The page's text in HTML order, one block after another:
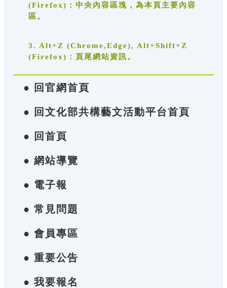
(Firefox)：中央內容區塊，為本頁主要內容
區。
3. Alt+Z (Chrome,Edge), Alt+Shift+Z
(Firefox)：頁尾網站資訊。
● 回官網首頁
● 回文化部共構藝文活動平台首頁
● 回首頁
● 網站導覽
● 電子報
● 常見問題
● 會員專區
● 重要公告
● 我要報名